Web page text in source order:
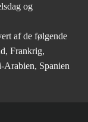
og
af de følgende
Frankrig,
Spanien